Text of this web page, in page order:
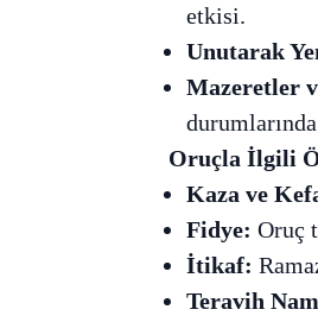
etkisi.
Unutarak
Mazeretler
Oruçla İlgili
Kaza ve
Fidye: Oruç
İtikaf:
Teravih